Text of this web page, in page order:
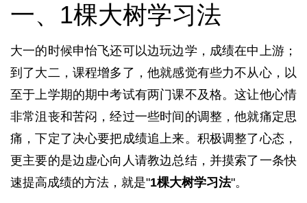
一、1棵大树学习法
大一的时候申怡飞还可以边玩边学，成绩在中上游；
到了大二，课程增多了，他就感觉有些力不从心，以
至于上学期的期中考试有两门课不及格。这让他心情
非常沮丧和苦闷，经过一些时间的调整，他就痛定思
痛，下定了决心要把成绩追上来。积极调整了心态，
更主要的是边虚心向人请教边总结，并摸索了一条快
速提高成绩的方法，就是"1棵大树学习法"。